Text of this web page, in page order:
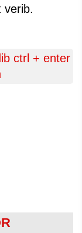
verib.
ctrl + enter